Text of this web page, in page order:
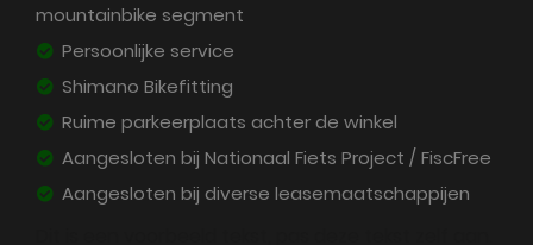
mountainbike segment
Persoonlijke service
Shimano Bikefitting
Ruime parkeerplaats achter de winkel
Aangesloten bij Nationaal Fiets Project / FiscFree
Aangesloten bij diverse leasemaatschappijen